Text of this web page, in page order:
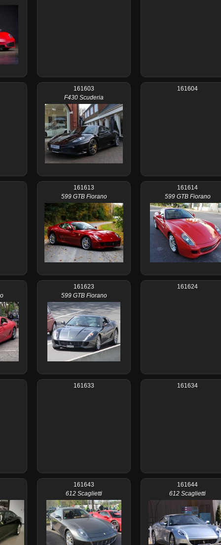
161603
F430 Scuderia
161604
161613
599 GTB Fiorano
161614
599 GTB Fiorano
161623
599 GTB Fiorano
161624
161633 161634
161643
612 Scaglietti
161644
612 Scaglietti